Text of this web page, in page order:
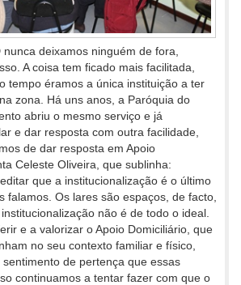
nunca deixamos ninguém de fora,
A coisa tem ficado mais facilitada,
tempo éramos a única instituição a ter
zona. Há uns anos, a Paróquia do
abriu o mesmo serviço e já
e dar resposta com outra facilidade,
de dar resposta em Apoio
Celeste Oliveira, que sublinha:
que a institucionalização é o último
falamos. Os lares são espaços, de facto,
não é de todo o ideal.
e a valorizar o Apoio Domiciliário, que
no seu contexto familiar e físico,
de pertença que essas
continuamos a tentar fazer com que o